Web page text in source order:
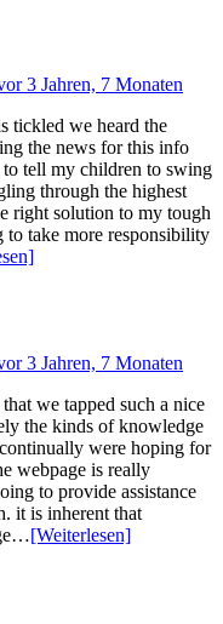
3 Jahren, 7 Monaten
tickled we heard the
the news for this info
tell my children to swing
through the highest
right solution to my tough
take more responsibility
3 Jahren, 7 Monaten
we tapped such a nice
the kinds of knowledge
were hoping for
webpage is really
to provide assistance
it is inherent that
[Weiterlesen]